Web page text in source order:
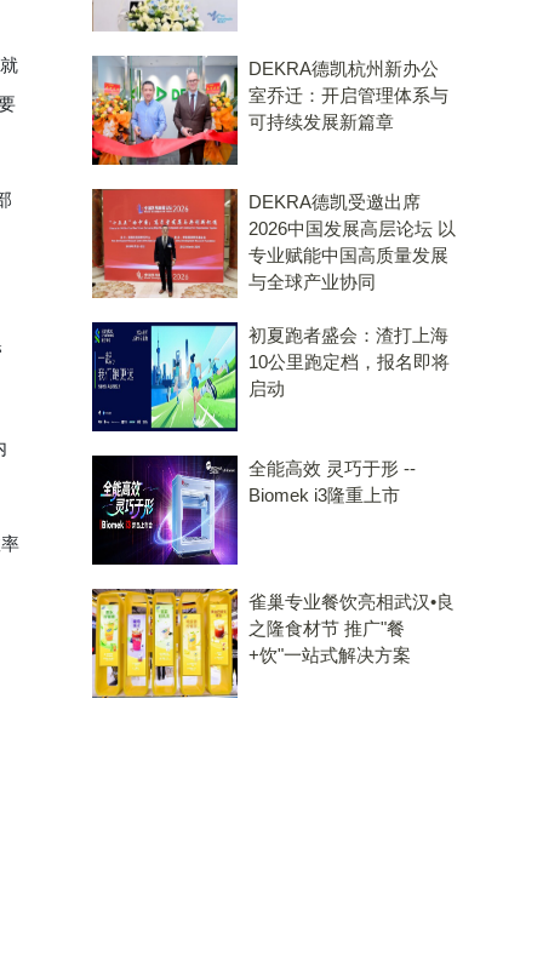
DEKRA德凯杭州新办公
室乔迁：开启管理体系与
可持续发展新篇章
DEKRA德凯受邀出席
2026中国发展高层论坛 以
专业赋能中国高质量发展
与全球产业协同
初夏跑者盛会：渣打上海
10公里跑定档，报名即将
启动
全能高效 灵巧于形 --
Biomek i3隆重上市
雀巢专业餐饮亮相武汉•良
之隆食材节 推广"餐
+饮"一站式解决方案